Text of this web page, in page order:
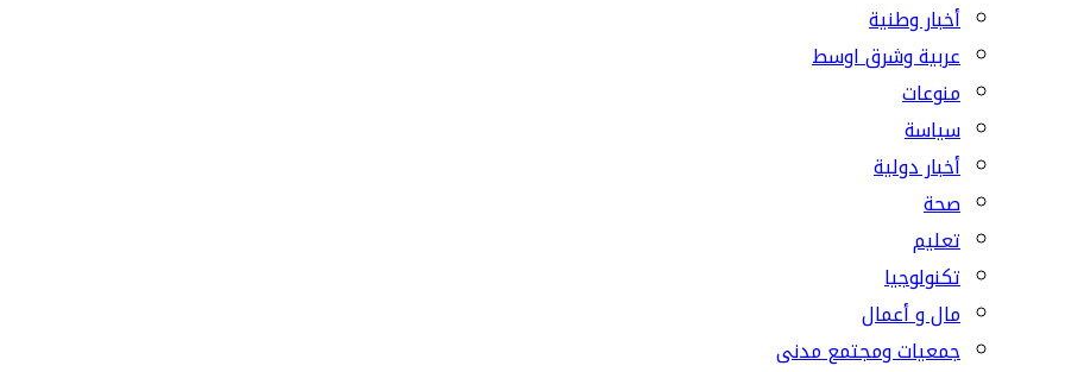
أخبار وطنية
عربية وشرق اوسط
منوعات
سياسة
أخبار دولية
صحة
تعليم
تكنولوجيا
مال و أعمال
جمعيات ومجتمع مدنى